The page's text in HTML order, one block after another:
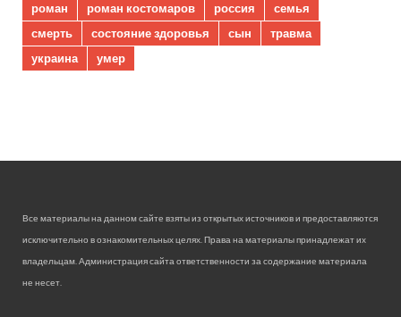
роман
роман костомаров россия
семья
смерть
состояние здоровья сын
травма
украина
умер
Все материалы на данном сайте взяты из открытых источников и предоставляются
исключительно в ознакомительных целях. Права на материалы принадлежат их
владельцам. Администрация сайта ответственности за содержание материала
не несет.